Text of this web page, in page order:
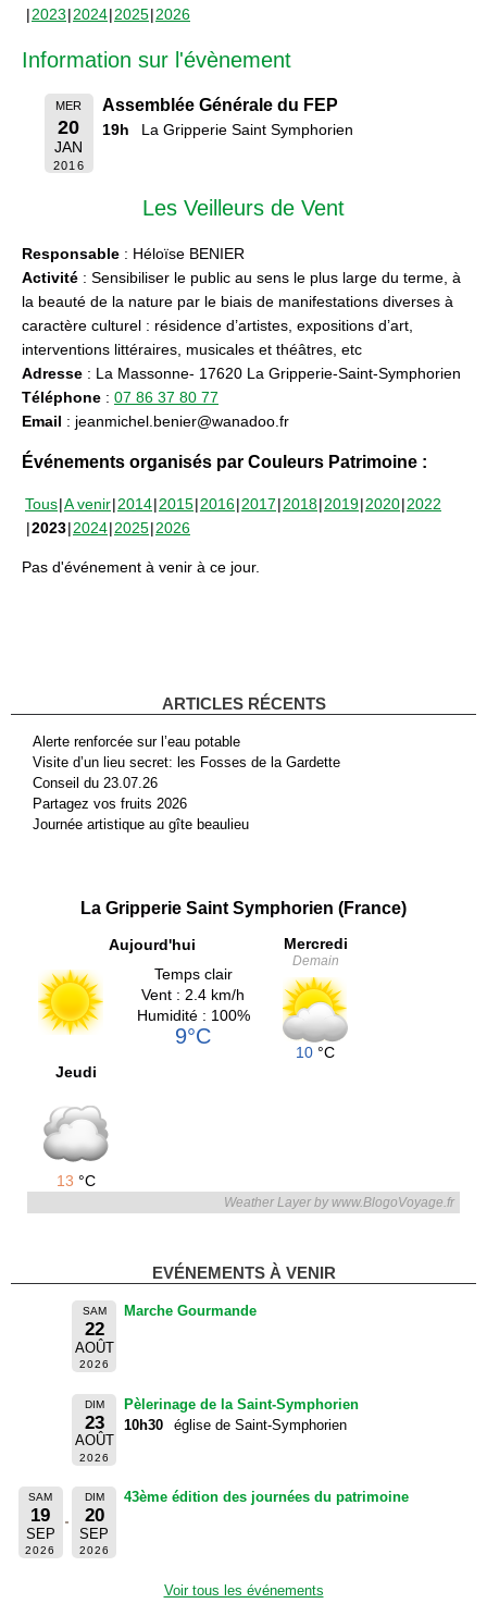
2023 2024 2025 2026
Information sur l'évènement
MER
20
JAN
2016
Assemblée Générale du FEP
19h La Gripperie Saint Symphorien
Les Veilleurs de Vent
Responsable : Héloïse BENIER
Activité : Sensibiliser le public au sens le plus large du terme, à
la beauté de la nature par le biais de manifestations diverses à
caractère culturel : résidence d’artistes, expositions d’art,
interventions littéraires, musicales et théâtres, etc
Adresse : La Massonne- 17620 La Gripperie-Saint-Symphorien
Téléphone : 07 86 37 80 77
Email : jeanmichel.benier@wanadoo.fr
Événements organisés par Couleurs Patrimoine :
Tous A venir 2014 2015 2016 2017 2018 2019 2020 2022
2023 2024 2025 2026
Pas d'événement à venir à ce jour.
ARTICLES RÉCENTS
Alerte renforcée sur l’eau potable
Visite d’un lieu secret: les Fosses de la Gardette
Conseil du 23.07.26
Partagez vos fruits 2026
Journée artistique au gîte beaulieu
La Gripperie Saint Symphorien (France)
Aujourd'hui
Temps clair
Vent : 2.4 km/h
Humidité : 100%
9°C
Mercredi
Demain
10 °C
Jeudi
13 °C
Weather Layer by www.BlogoVoyage.fr
EVÉNEMENTS À VENIR
SAM
22
AOÛT
2026
Marche Gourmande
DIM
23
AOÛT
2026
Pèlerinage de la Saint-Symphorien
10h30
église de Saint-Symphorien
SAM
19
SEP
2026
DIM
20
SEP
2026
43ème édition des journées du patrimoine
Voir tous les événements